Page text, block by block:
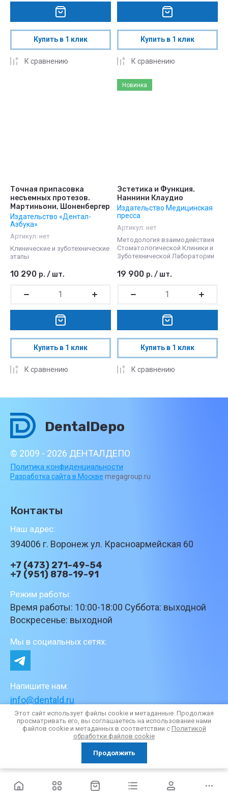
Купить в 1 клик
К сравнению
Купить в 1 клик
К сравнению
Точная припасовка
несъемных протезов.
Мартиньони, Шоненбергер
Издательство «Дентал-
Азбука»
Артикул: нет
Клинические и зуботехнические
этапы
10 290 р. / шт.
Купить в 1 клик
К сравнению
Новинка
Эстетика и Функция.
Наннини Клаудио
Издательство Медицинская
пресса
Артикул: нет
Методология взаимодействия
Стоматологической Клиники и
Зуботехнической Лаборатории
19 900 р. / шт.
Купить в 1 клик
К сравнению
DentalDepo
© 2009 - 2026 ДЕНТАЛДЕПО
Политика конфиденциальности
Разработка сайта в Москве megagroup.ru
Мы в социальных сетях:
Напишите нам:
info@dentald.ru
Контакты
Наш адрес:
394006 г. Воронеж ул. Красноармейская 60
+7 (473) 271-49-54
+7 (951) 878-19-91
Режим работы:
Время работы: 10:00-18:00 Суббота: выходной
Воскресенье: выходной
Этот сайт использует файлы cookie и метаданные. Продолжая
просматривать его, вы соглашаетесь на использование нами
файлов cookie и метаданных в соответствии с Политикой
обработки файлов cookie
Продолжить